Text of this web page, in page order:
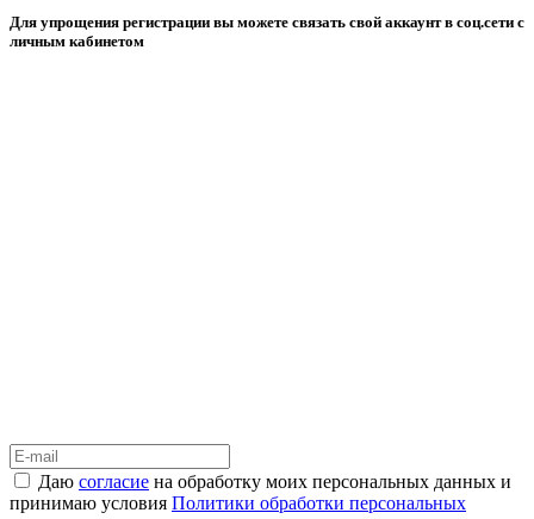
Для упрощения регистрации вы можете связать свой аккаунт в соц.сети с
личным кабинетом
Даю согласие на обработку моих персональных данных и
принимаю условия Политики обработки персональных